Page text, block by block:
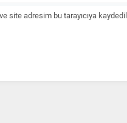
site adresim bu tarayıcıya